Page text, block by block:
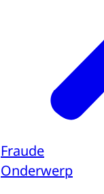
Fraude
Onderwerp